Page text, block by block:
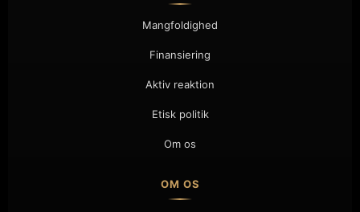
Mangfoldighed
Finansiering
Aktiv reaktion
Etisk politik
Om os
OM OS